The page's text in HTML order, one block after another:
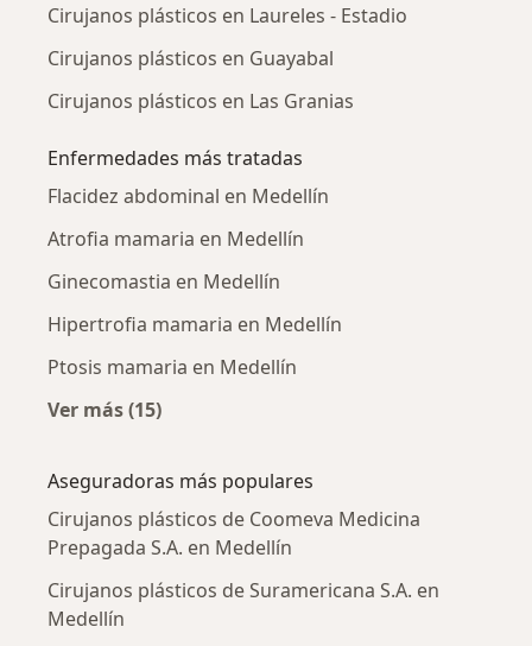
Cirujanos plásticos en Laureles - Estadio
Cirujanos plásticos en Guayabal
Cirujanos plásticos en Las Granias
Enfermedades más tratadas
Flacidez abdominal en Medellín
Atrofia mamaria en Medellín
Ginecomastia en Medellín
Hipertrofia mamaria en Medellín
Ptosis mamaria en Medellín
Ver más (15)
Aseguradoras más populares
Cirujanos plásticos de Coomeva Medicina
Prepagada S.A. en Medellín
Cirujanos plásticos de Suramericana S.A. en
Medellín